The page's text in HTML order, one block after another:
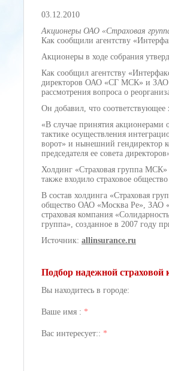
03.12.2010
Акционеры ОАО «Страховая
Как сообщили агентству
Акционеры в ходе собрания
Как сообщил агентству
директоров ОАО «СГ МСК» и ЗАО
рассмотрения вопроса о
Он добавил, что
«В случае принятия акционерами
тактике осуществления
ворот» и нынешний гендиректор
председателя ее совета
Холдинг «Страховая группа
также входило страховое
В состав холдинга «Страховая
общество ОАО «Москва Ре», ЗАО
страховая компания
группа», созданное в 2007 году
Источник: allinsurance.ru
Подбор надежной страховой
Вы находитесь в городе:
Ваше имя : *
Вас интересует:: *